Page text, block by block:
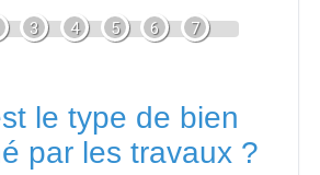
3 4 5 6 7
le type de bien
par les travaux ?